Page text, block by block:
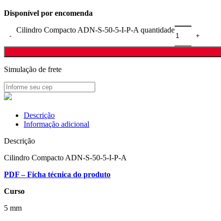
Disponível por encomenda
Cilindro Compacto ADN-S-50-5-I-P-A quantidade
Simulação de frete
Descrição
Informação adicional
Descrição
Cilindro Compacto ADN-S-50-5-I-P-A
PDF – Ficha técnica do produto
Curso
5 mm